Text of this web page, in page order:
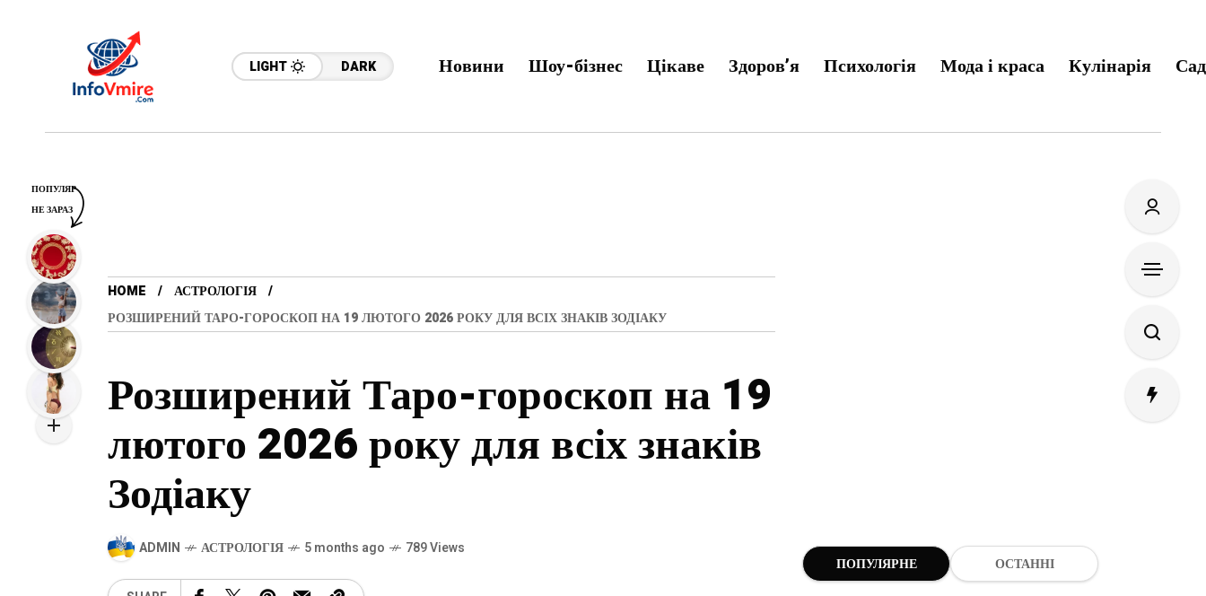
LIGHT DARK Новини Шоу-бізнес Цікаве Здоров’я Психологія Мода і краса Кулінарія
HOME
АСТРОЛОГІЯ
РОЗШИРЕНИЙ ТАРО-ГОРОСКОП НА 19 ЛЮТОГО 2026 РОКУ ДЛЯ ВСІХ ЗНАКІВ ЗОДІАКУ
Розширений Таро-гороскоп на 19
лютого 2026 року для всіх знаків
Зодіаку
ADMIN АСТРОЛОГІЯ 5 months ago 789 Views
ПОПУЛЯРНЕ ОСТАННІ
ПОПУЛЯР
НЕ ЗАРАЗ